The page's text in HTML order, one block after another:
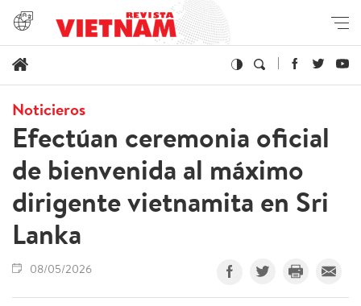
Noticieros
Efectúan ceremonia oficial
de bienvenida al máximo
dirigente vietnamita en Sri
Lanka
08/05/2026